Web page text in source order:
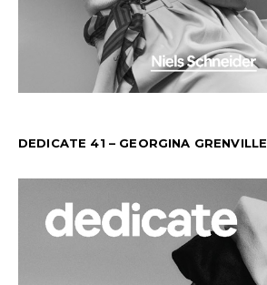
DEDICATE 41 – GEORGINA GRENVILLE